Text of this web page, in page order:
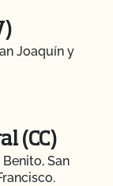
Joaquín y
(CC)
San